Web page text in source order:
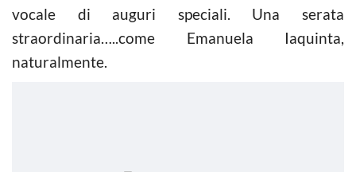
vocale di auguri speciali. Una serata
straordinaria…..come Emanuela Iaquinta,
naturalmente.